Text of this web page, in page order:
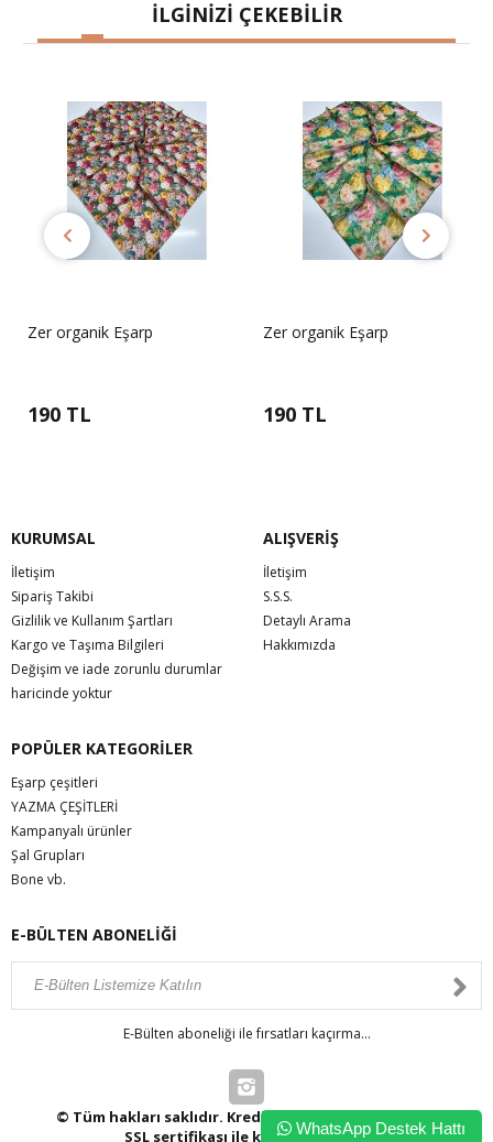
İLGİNİZİ ÇEKEBİLİR
Zer organik Eşarp
190 TL
Zer organik Eşarp
190 TL
KURUMSAL
İletişim
Sipariş Takibi
Gizlilik ve Kullanım Şartları
Kargo ve Taşıma Bilgileri
Değişim ve iade zorunlu durumlar
haricinde yoktur
ALIŞVERİŞ
İletişim
S.S.S.
Detaylı Arama
Hakkımızda
POPÜLER KATEGORİLER
Eşarp çeşitleri
YAZMA ÇEŞİTLERİ
Kampanyalı ürünler
Şal Grupları
Bone vb.
E-BÜLTEN ABONELİĞİ
E-Bülten aboneliği ile fırsatları kaçırma...
© Tüm hakları saklıdır. Kredi kartı bilgileriniz 256bit
SSL sertifikası ile korunmaktadır.WhatsApp Destek Hattı